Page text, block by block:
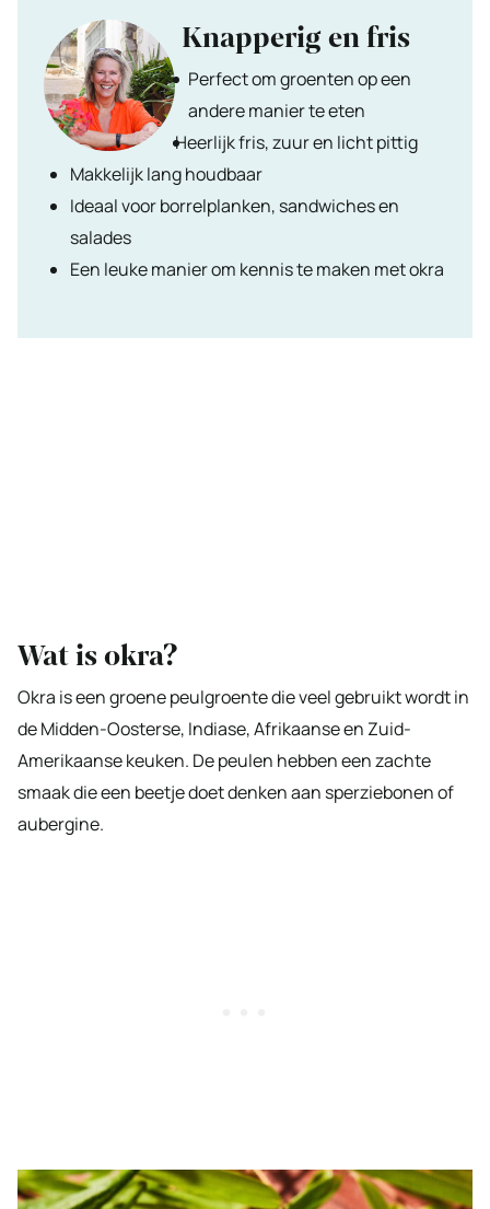
Knapperig en fris
Perfect om groenten op een
andere manier te eten
Heerlijk fris, zuur en licht pittig
Makkelijk lang houdbaar
Ideaal voor borrelplanken, sandwiches en
salades
Een leuke manier om kennis te maken met okra
Wat is okra?
Okra is een groene peulgroente die veel gebruikt wordt in
de Midden-Oosterse, Indiase, Afrikaanse en Zuid-
Amerikaanse keuken. De peulen hebben een zachte
smaak die een beetje doet denken aan sperziebonen of
aubergine.